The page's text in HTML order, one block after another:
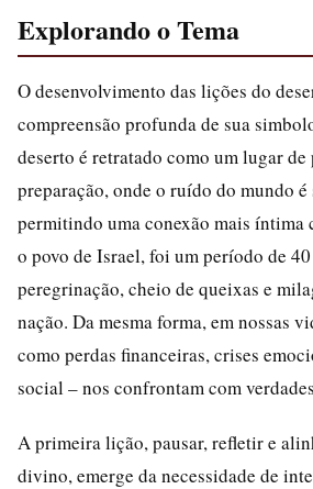
Explorando o Tema
O desenvolvimento das lições do
compreensão profunda de sua
deserto é retratado como um lugar
preparação, onde o ruído do mundo
permitindo uma conexão mais íntima
o povo de Israel, foi um período de 40
peregrinação, cheio de queixas e
nação. Da mesma forma, em nossas
como perdas financeiras, crises
social – nos confrontam com
A primeira lição, pausar, refletir e
divino, emerge da necessidade de